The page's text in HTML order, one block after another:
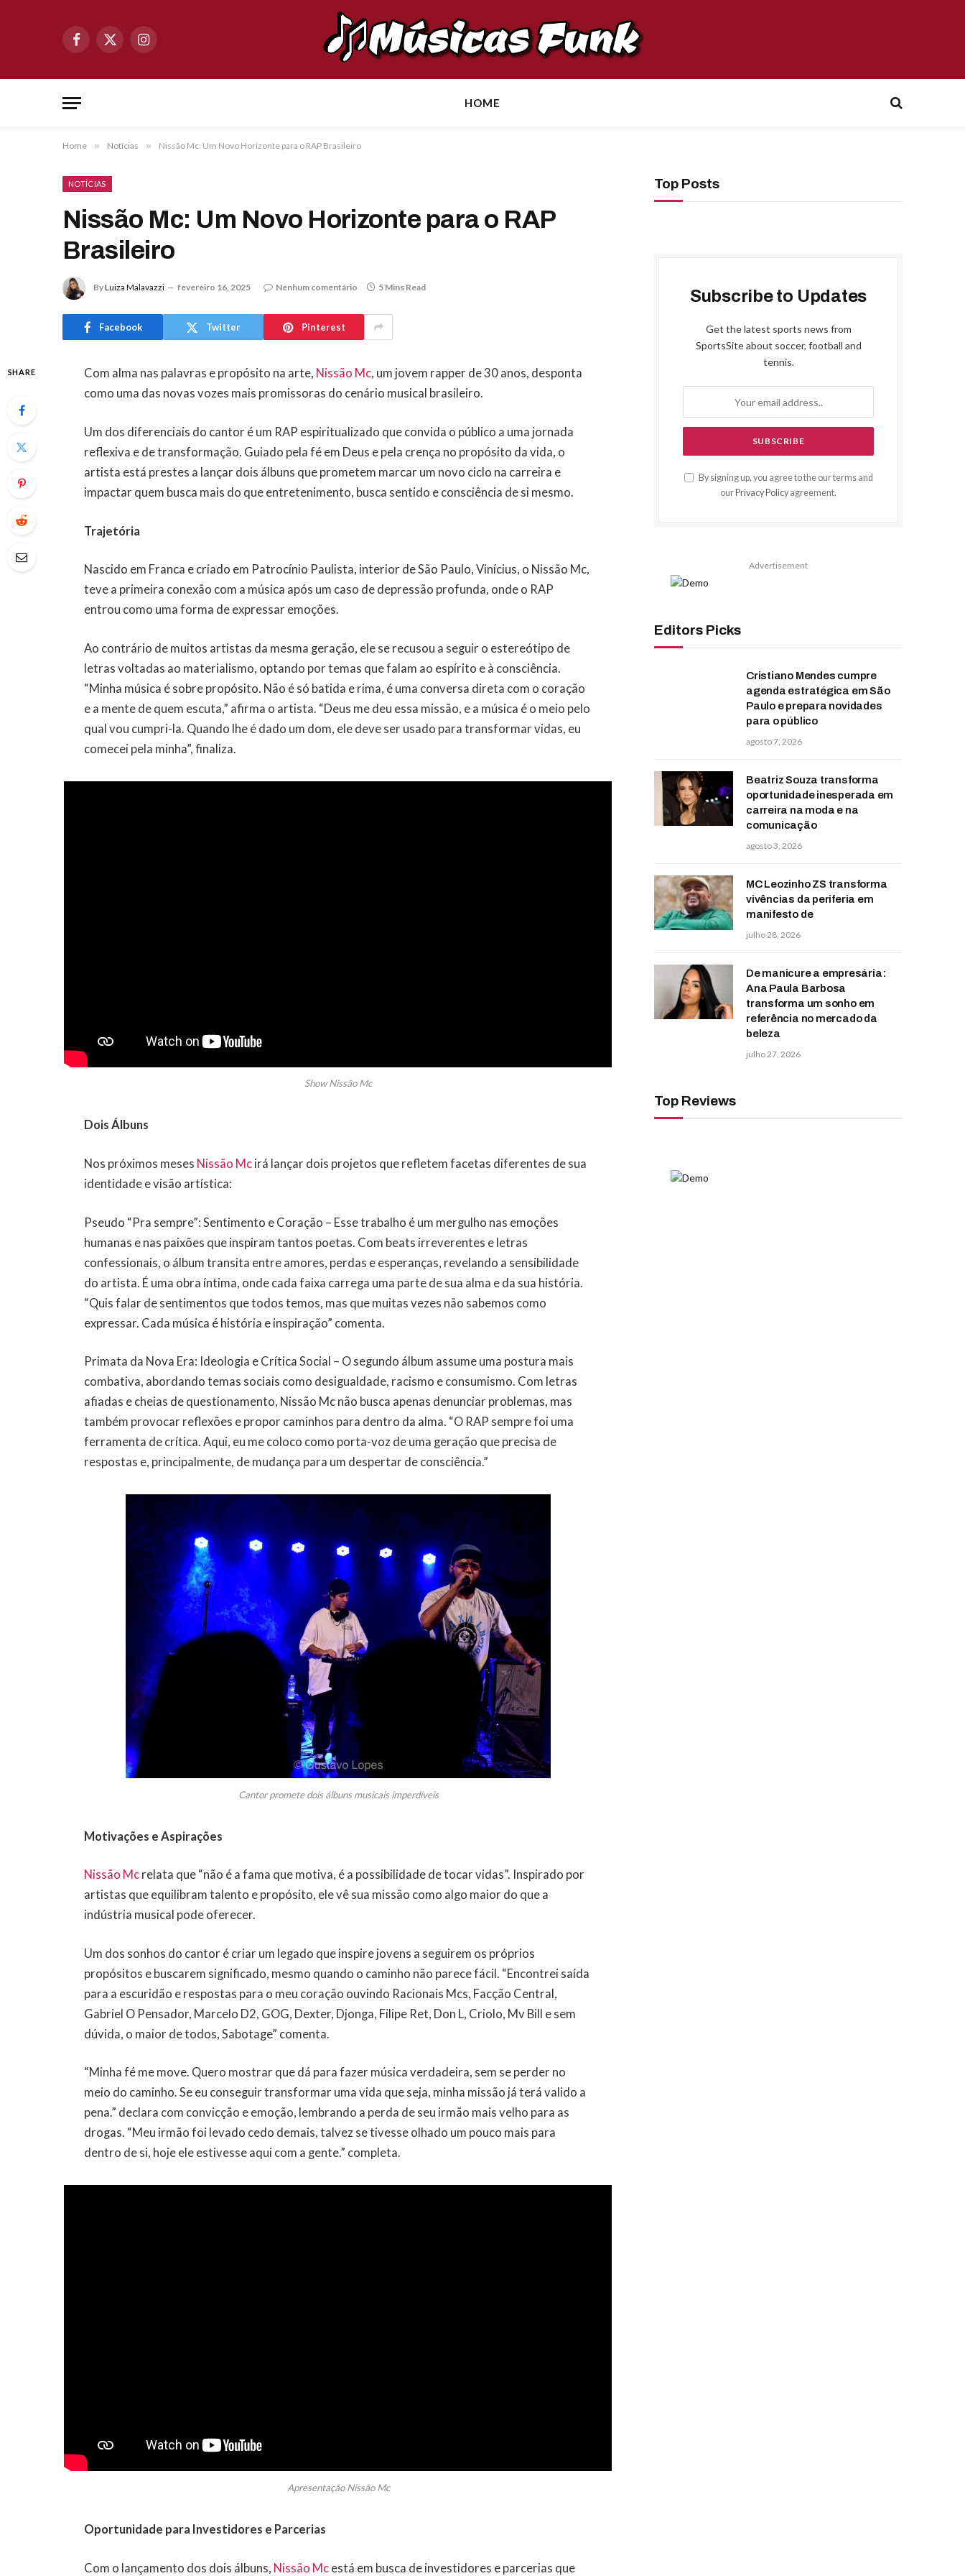
Facebook
X
Instagram
HOME
Home » Notícias » Nissão Mc: Um Novo Horizonte para o RAP Brasileiro
NOTÍCIAS
Nissão Mc: Um Novo Horizonte para o RAP
Brasileiro
ByLuiza Malavazzi fevereiro 16, 2025 Nenhum comentário 5 Mins Read
Facebook Twitter Pinterest
SHARE Com alma nas palavras e propósito na arte, Nissão Mc, um jovem rapper de 30 anos, desponta
como uma das novas vozes mais promissoras do cenário musical brasileiro.
Um dos diferenciais do cantor é um RAP espiritualizado que convida o público a uma jornada
reflexiva e de transformação. Guiado pela fé em Deus e pela crença no propósito da vida, o
artista está prestes a lançar dois álbuns que prometem marcar um novo ciclo na carreira e
impactar quem busca mais do que entretenimento, busca sentido e consciência de si mesmo.
Trajetória
Nascido em Franca e criado em Patrocínio Paulista, interior de São Paulo, Vinícius, o Nissão Mc,
teve a primeira conexão com a música após um caso de depressão profunda, onde o RAP
entrou como uma forma de expressar emoções.
Ao contrário de muitos artistas da mesma geração, ele se recusou a seguir o estereótipo de
letras voltadas ao materialismo, optando por temas que falam ao espírito e à consciência.
“Minha música é sobre propósito. Não é só batida e rima, é uma conversa direta com o coração
e a mente de quem escuta,” afirma o artista. “Deus me deu essa missão, e a música é o meio pelo
qual vou cumpri-la. Quando lhe é dado um dom, ele deve ser usado para transformar vidas, eu
comecei pela minha”, finaliza.
Show Nissão Mc
Dois Álbuns
Nos próximos meses Nissão Mc irá lançar dois projetos que refletem facetas diferentes de sua
identidade e visão artística:
Pseudo “Pra sempre”: Sentimento e Coração – Esse trabalho é um mergulho nas emoções
humanas e nas paixões que inspiram tantos poetas. Com beats irreverentes e letras
confessionais, o álbum transita entre amores, perdas e esperanças, revelando a sensibilidade
do artista. É uma obra íntima, onde cada faixa carrega uma parte de sua alma e da sua história.
“Quis falar de sentimentos que todos temos, mas que muitas vezes não sabemos como
expressar. Cada música é história e inspiração” comenta.
Primata da Nova Era: Ideologia e Crítica Social – O segundo álbum assume uma postura mais
combativa, abordando temas sociais como desigualdade, racismo e consumismo. Com letras
afiadas e cheias de questionamento, Nissão Mc não busca apenas denunciar problemas, mas
também provocar reflexões e propor caminhos para dentro da alma. “O RAP sempre foi uma
ferramenta de crítica. Aqui, eu me coloco como porta-voz de uma geração que precisa de
respostas e, principalmente, de mudança para um despertar de consciência.”
Cantor promete dois álbuns musicais imperdíveis
Motivações e Aspirações
Nissão Mc relata que “não é a fama que motiva, é a possibilidade de tocar vidas”. Inspirado por
artistas que equilibram talento e propósito, ele vê sua missão como algo maior do que a
indústria musical pode oferecer.
Um dos sonhos do cantor é criar um legado que inspire jovens a seguirem os próprios
propósitos e buscarem significado, mesmo quando o caminho não parece fácil. “Encontrei saída
para a escuridão e respostas para o meu coração ouvindo Racionais Mcs, Facção Central,
Gabriel O Pensador, Marcelo D2, GOG, Dexter, Djonga, Filipe Ret, Don L, Criolo, Mv Bill e sem
dúvida, o maior de todos, Sabotage” comenta.
“Minha fé me move. Quero mostrar que dá para fazer música verdadeira, sem se perder no
meio do caminho. Se eu conseguir transformar uma vida que seja, minha missão já terá valido a
pena.” declara com convicção e emoção, lembrando a perda de seu irmão mais velho para as
drogas. “Meu irmão foi levado cedo demais, talvez se tivesse olhado um pouco mais para
dentro de si, hoje ele estivesse aqui com a gente.” completa.
Apresentação Nissão Mc
Oportunidade para Investidores e Parcerias
Com o lançamento dos dois álbuns, Nissão Mc está em busca de investidores e parcerias que
Top Posts
Subscribe to Updates
Get the latest sports news from
SportsSite about soccer, football and
tennis.
By signing up, you agree to the our terms and
our Privacy Policy agreement.
Advertisement
Editors Picks
Cristiano Mendes cumpre
agenda estratégica em São
Paulo e prepara novidades
para o público
agosto 7, 2026
Beatriz Souza transforma
oportunidade inesperada em
carreira na moda e na
comunicação
agosto 3, 2026
MC Leozinho ZS transforma
vivências da periferia em
manifesto de
julho 28, 2026
De manicure a empresária:
Ana Paula Barbosa
transforma um sonho em
referência no mercado da
beleza
julho 27, 2026
Top Reviews